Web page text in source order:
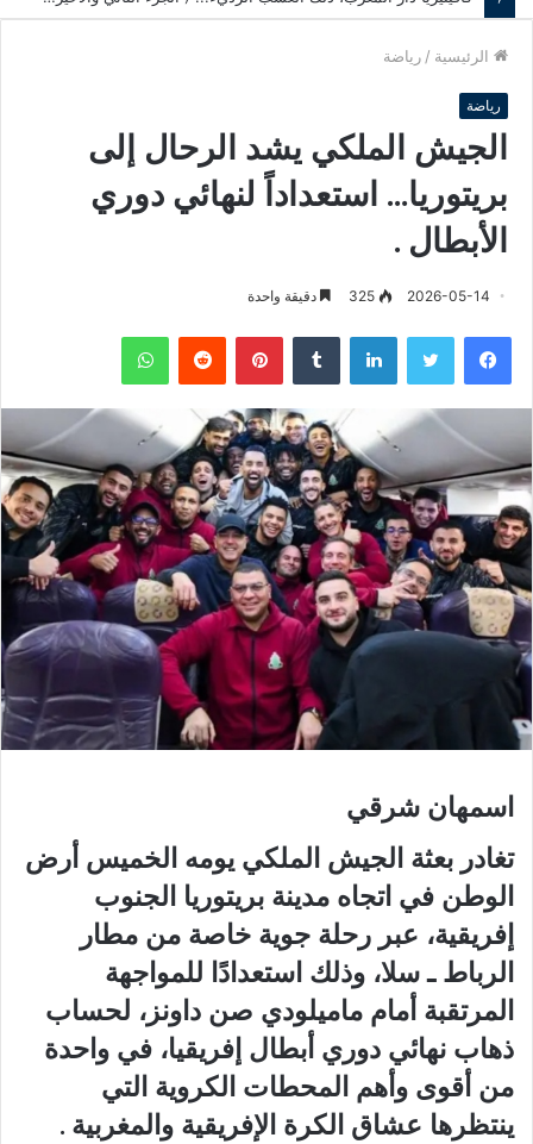
الرئيسية / رياضة
رياضة
الجيش الملكي يشد الرحال إلى
بريتوريا… استعداداً لنهائي دوري
الأبطال .
2026-05-14
325 دقيقة واحدة
فيسبوك لينكدإن بينتيريست
اسمهان شرقي
تغادر بعثة الجيش الملكي يومه الخميس أرض
الوطن في اتجاه مدينة بريتوريا الجنوب
إفريقية، عبر رحلة جوية خاصة من مطار
الرباط ـ سلا، وذلك استعدادًا للمواجهة
المرتقبة أمام ماميلودي صن داونز، لحساب
ذهاب نهائي دوري أبطال إفريقيا، في واحدة
من أقوى وأهم المحطات الكروية التي
ينتظرها عشاق الكرة الإفريقية والمغربية .